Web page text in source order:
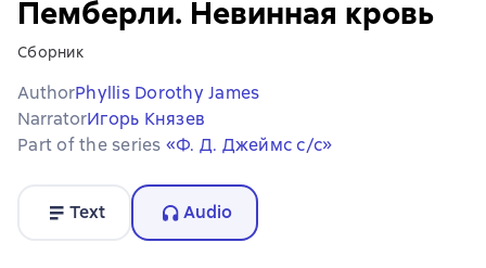
Пемберли. Невинная кровь
Сборник
AuthorPhyllis Dorothy James
NarratorИгорь Князев
Part of the series «Ф. Д. Джеймс с/с»
Text Audio